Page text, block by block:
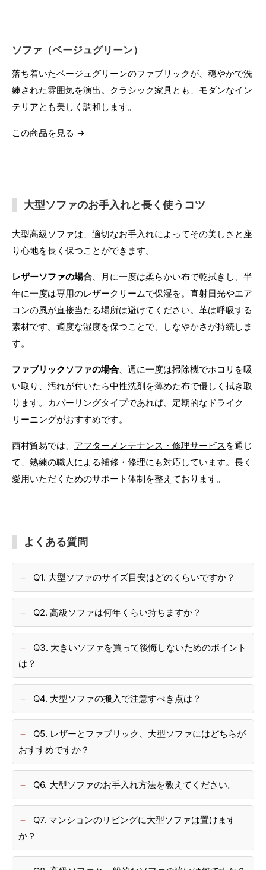
ソファ（ベージュグリーン）
落ち着いたベージュグリーンのファブリックが、穏やかで洗
練された雰囲気を演出。クラシック家具とも、モダンなイン
テリアとも美しく調和します。
この商品を見る →
大型ソファのお手入れと長く使うコツ
大型高級ソファは、適切なお手入れによってその美しさと座
り心地を長く保つことができます。
レザーソファの場合 、月に一度は柔らかい布で乾拭きし、半
年に一度は専用のレザークリームで保湿を。直射日光やエア
コンの風が直接当たる場所は避けてください。革は呼吸する
素材です。適度な湿度を保つことで、しなやかさが持続しま
す。
ファブリックソファの場合 、週に一度は掃除機でホコリを吸
い取り、汚れが付いたら中性洗剤を薄めた布で優しく拭き取
ります。カバーリングタイプであれば、定期的なドライク
リーニングがおすすめです。
西村貿易では、 アフターメンテナンス・修理サービス を通じ
て、熟練の職人による補修・修理にも対応しています。長く
愛用いただくためのサポート体制を整えております。
よくある質問
Q1. 大型ソファのサイズ目安はどのくらいですか？
Q2. 高級ソファは何年くらい持ちますか？
Q3. 大きいソファを買って後悔しないためのポイント
は？
Q4. 大型ソファの搬入で注意すべき点は？
Q5. レザーとファブリック、大型ソファにはどちらが
おすすめですか？
Q6. 大型ソファのお手入れ方法を教えてください。
Q7. マンションのリビングに大型ソファは置けます
か？